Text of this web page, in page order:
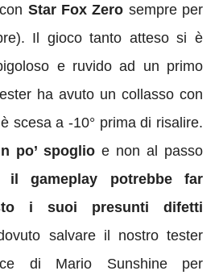
Star Fox Zero sempre per
Il gioco tanto atteso si è
e ruvido ad un primo
ha avuto un collasso con
scesa a -10° prima di risalire.
po’ spoglio e non al passo
il gameplay potrebbe far
i suoi presunti difetti
salvare il nostro tester
di Mario Sunshine per